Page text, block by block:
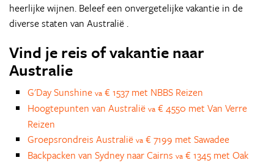
heerlijke wijnen. Beleef een onvergetelijke vakantie in de
diverse staten van Australië .
Vind je reis of vakantie naar
Australie
G'Day Sunshine va € 1537 met NBBS Reizen
Hoogtepunten van Australië va € 4550 met Van Verre
Reizen
Groepsrondreis Australië va € 7199 met Sawadee
Backpacken van Sydney naar Cairns va € 1345 met Oak